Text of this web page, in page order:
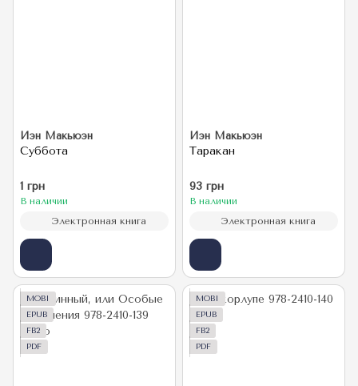
Иэн Макьюэн
Суббота
1 грн
В наличии
Электронная книга
Иэн Макьюэн
Таракан
93 грн
В наличии
Электронная книга
MOBI
EPUB
FB2
PDF
MOBI
EPUB
FB2
PDF